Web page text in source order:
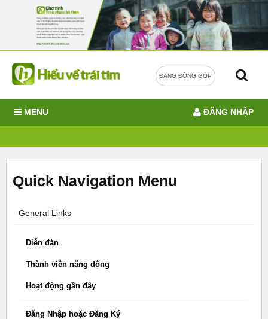
ĐANG ĐÓNG GÓP
MENU ĐĂNG NHẬP
Quick Navigation Menu
General Links
Diễn đàn
Thành viên năng động
Hoạt động gần đây
Đăng Nhập hoặc Đăng Ký